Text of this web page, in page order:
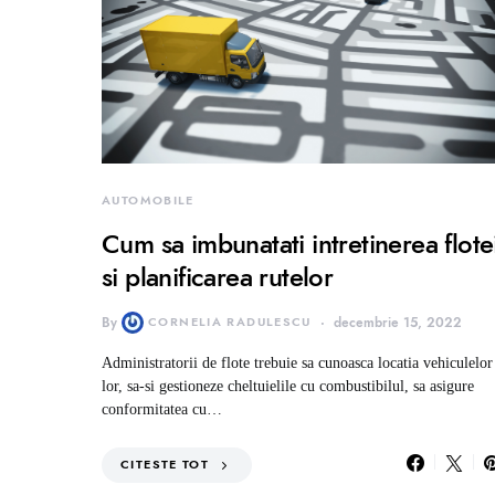
AUTOMOBILE
Cum sa imbunatati intretinerea
si planificarea rutelor
By CORNELIA RADULESCU decembrie 15, 2022
Administratorii de flote trebuie sa cunoasca locatia vehiculelor
lor, sa-si gestioneze cheltuielile cu combustibilul, sa asigure
conformitatea cu…
CITESTE TOT